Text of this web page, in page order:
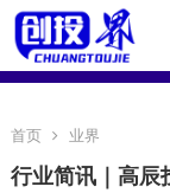
首页 业界
行业简讯｜高辰